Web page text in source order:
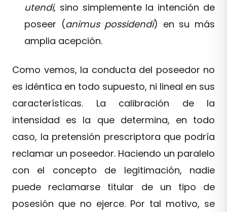
utendi, sino simplemente la intención de
poseer (animus possidendi) en su más
amplia acepción.
Como vemos, la conducta del poseedor no
es idéntica en todo supuesto, ni lineal en sus
características. La calibración de la
intensidad es la que determina, en todo
caso, la pretensión prescriptora que podría
reclamar un poseedor. Haciendo un paralelo
con el concepto de legitimación, nadie
puede reclamarse titular de un tipo de
posesión que no ejerce. Por tal motivo, se